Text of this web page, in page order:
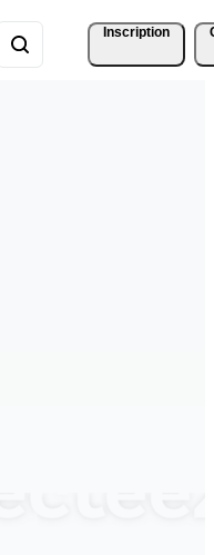
Inscription